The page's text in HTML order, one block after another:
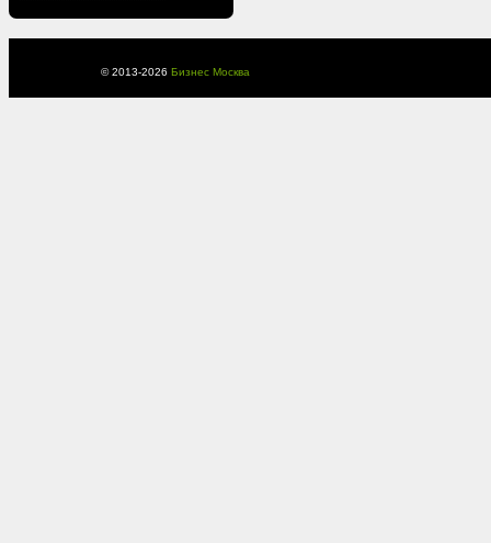
© 2013-2026 Бизнес Москва